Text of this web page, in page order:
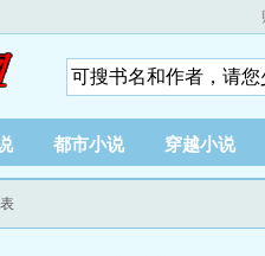
都市小说 穿越小说